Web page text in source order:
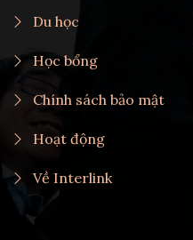
Du học
Học bổng
Chính sách bảo mật
Hoạt động
Về Interlink